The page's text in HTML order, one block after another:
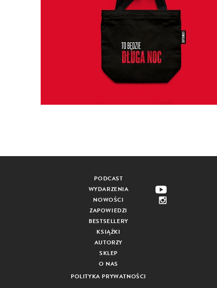
PODCAST
WYDARZENIA
NOWOŚCI
ZAPOWIEDZI
BESTSELLERY
KSIĄŻKI
AUTORZY
SKLEP
O NAS
POLITYKA PRYWATNOŚCI